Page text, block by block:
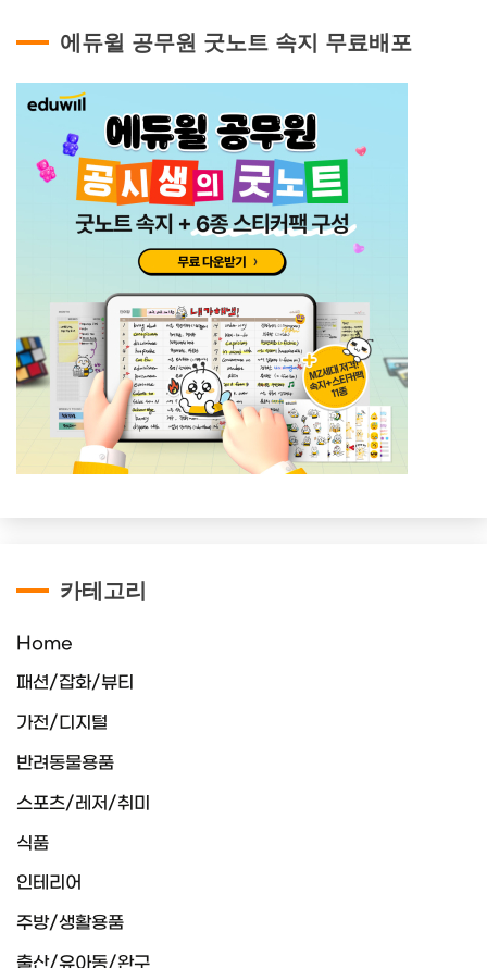
에듀윌 공무원 굿노트 속지 무료배포
카테고리
Home
패션/잡화/뷰티
가전/디지털
반려동물용품
스포츠/레저/취미
식품
인테리어
주방/생활용품
출산/유아동/완구